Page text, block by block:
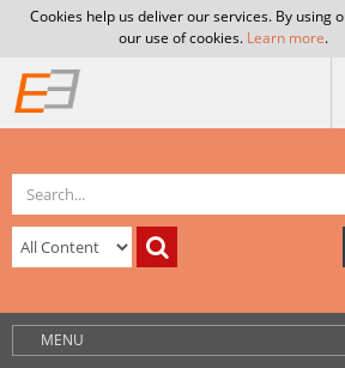
Cookies help us deliver our services. By using
our use of cookies. Learn more.
MENU